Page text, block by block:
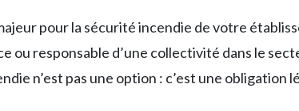
pour la sécurité incendie de votre
responsable d’une collectivité dans le
n’est pas une option : c’est une obligation